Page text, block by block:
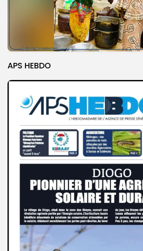
APS HEBDO